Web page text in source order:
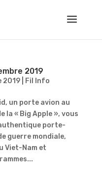
2019
2019| Fil Info
un porte avion au
la « Big Apple », vous
porte-
guerre mondiale,
Viet-Nam et